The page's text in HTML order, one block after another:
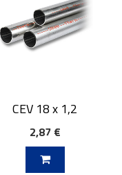
CEV 18 x 1,2
2,87 €